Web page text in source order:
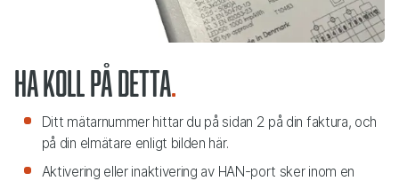
Ha koll på detta
Ditt mätarnummer hittar du på sidan 2 på din faktura, och
på din elmätare enligt bilden här.
Aktivering eller inaktivering av HAN-port sker inom en